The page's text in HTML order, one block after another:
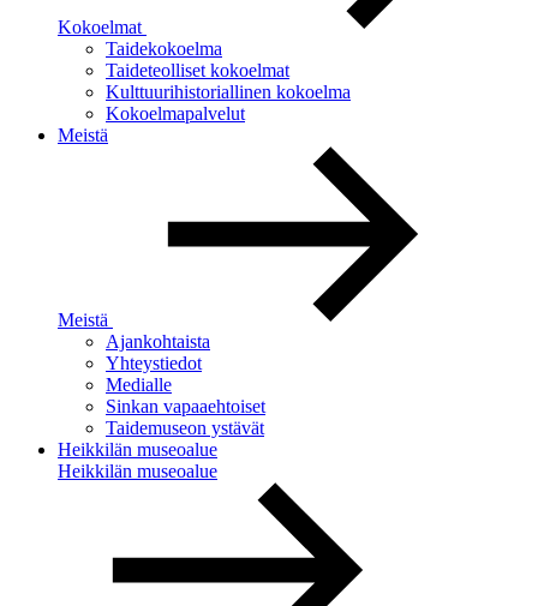
Kokoelmat
Taidekokoelma
Taideteolliset kokoelmat
Kulttuurihistoriallinen kokoelma
Kokoelmapalvelut
Meistä
Meistä
Ajankohtaista
Yhteystiedot
Medialle
Sinkan vapaaehtoiset
Taidemuseon ystävät
Heikkilän museoalue
Heikkilän museoalue